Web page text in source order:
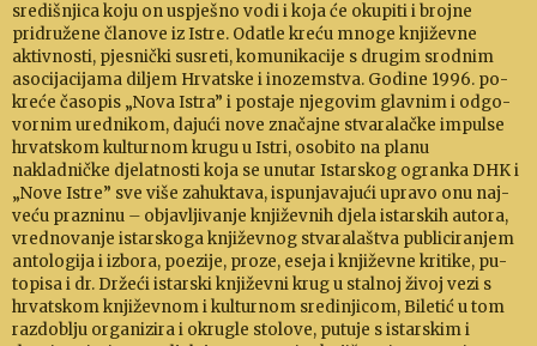
središnjica koju on uspješno vodi i koja će okupiti i brojne
pridružene članove iz Istre. Odatle kreću mnoge knji­žev­ne
aktivnosti, pjes­nički su­sreti, komunikacije s drug­im srodnim
asocijacijama di­ljem Hrvatske i ino­zem­stva. Godine 1996. po­
kre­će ča­sopis „Nova Istra” i posta­je njegovim glavnim i odgo­
vor­nim urednikom, da­jući no­ve značajne stvara­lačke im­pulse
hrvat­skom kultur­nom krugu u Istri, oso­bito na pla­nu
nakladničke dje­lat­nosti koja se unutar Is­tarskog ogranka DHK i
„Nove Istre” sve više zahuktava, ispu­njavajući upravo onu naj­
veću prazninu – ob­jav­lji­vanje književnih djela istarskih autora,
vrednovanje is­tarskoga književnog stvaralaštva publiciranjem
antologija i izbora, poezije, proze, eseja i knji­ževne kritike, pu­
topisa i dr. Držeći is­tarski književni krug u stalnoj ži­voj vezi s
hrvatskom književnom i kul­tur­nom sre­dinjicom, Bi­letić u tom
raz­doblju organizira i okrugle sto­love, putuje s istarskim i